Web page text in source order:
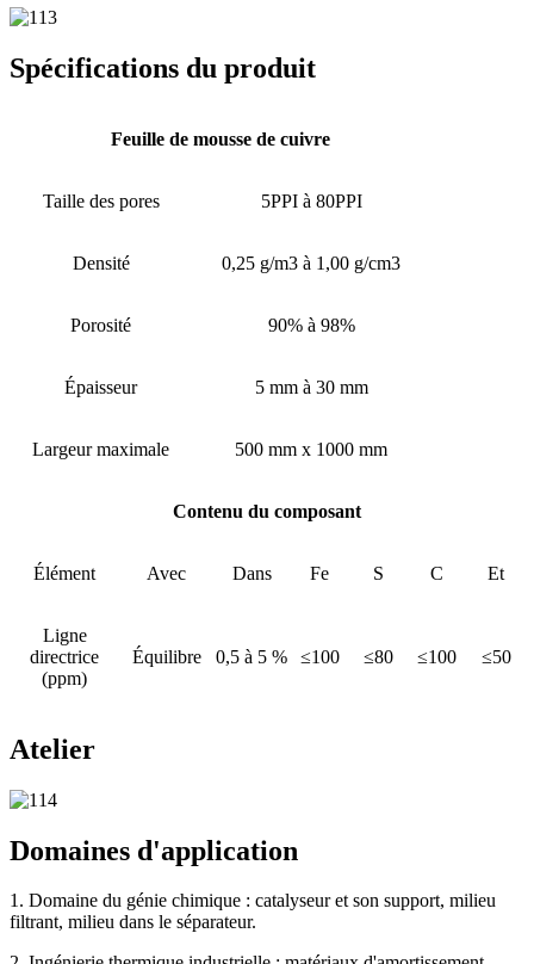
Spécifications du produit
Feuille de mousse de cuivre
Taille des pores 5PPI à 80PPI
Densité 0,25 g/m3 à 1,00 g/cm3
Porosité 90% à 98%
Épaisseur 5 mm à 30 mm
Largeur maximale 500 mm x 1000 mm
Contenu du composant
Élément Avec Dans Fe S C Et
Ligne
directrice
(ppm)
Équilibre 0,5 à 5 % ≤100 ≤80 ≤100 ≤50
Atelier
Domaines d'application
1. Domaine du génie chimique : catalyseur et son support, milieu
filtrant, milieu dans le séparateur.